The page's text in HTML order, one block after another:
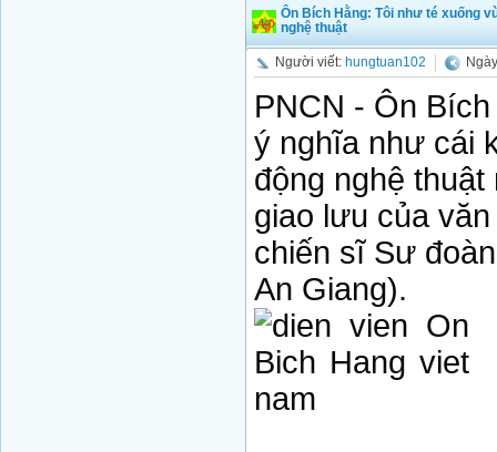
Ôn Bích Hằng: Tôi như té xuống
nghệ thuật
Người viết: hungtuan102
PNCN - Ôn
ý nghĩa như cái
động nghệ
giao lưu của
chiến sĩ Sư
An Giang).